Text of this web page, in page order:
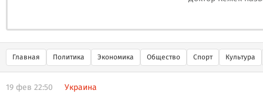
Главная Политика Экономика Общество Спорт Культура
19 фев 22:50 Украина